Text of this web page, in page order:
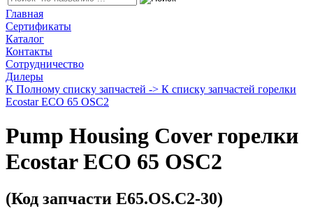
Главная
Сертификаты
Каталог
Контакты
Сотрудничество
Дилеры
К Полному списку запчастей -> К списку запчастей горелки
Ecostar ECO 65 OSC2
Pump Housing Cover горелки
Ecostar ECO 65 OSC2
(Код запчасти E65.OS.C2-30)